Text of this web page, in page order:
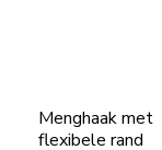
Menghaak met
flexibele rand